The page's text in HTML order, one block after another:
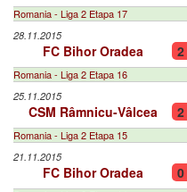
Romania - Liga 2 Etapa 17
28.11.2015
FC Bihor Oradea
Romania - Liga 2 Etapa 16
25.11.2015
CSM Râmnicu-Vâlcea
Romania - Liga 2 Etapa 15
21.11.2015
FC Bihor Oradea